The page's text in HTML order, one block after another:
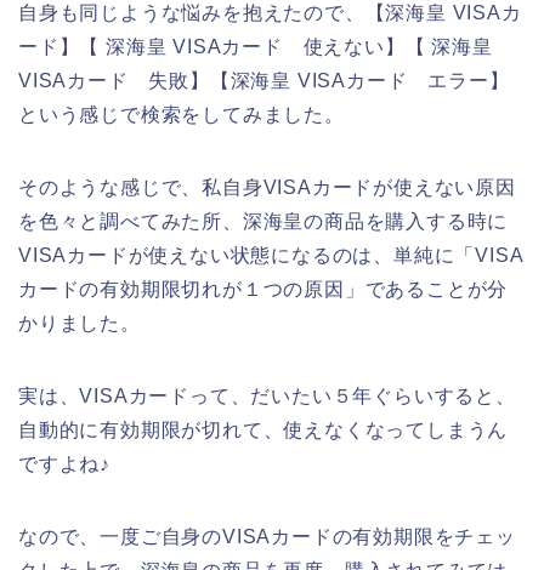
自身も同じような悩みを抱えたので、【深海皇 VISAカ
ード】【 深海皇 VISAカード 使えない】【 深海皇
VISAカード 失敗】【深海皇 VISAカード エラー】
という感じで検索をしてみました。
そのような感じで、私自身VISAカードが使えない原因
を色々と調べてみた所、深海皇の商品を購入する時に
VISAカードが使えない状態になるのは、単純に「VISA
カードの有効期限切れが１つの原因」であることが分
かりました。
実は、VISAカードって、だいたい５年ぐらいすると、
自動的に有効期限が切れて、使えなくなってしまうん
ですよね♪
なので、一度ご自身のVISAカードの有効期限をチェッ